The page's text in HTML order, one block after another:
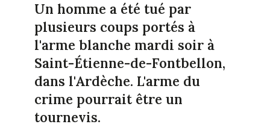
Un homme a été tué par
plusieurs coups portés à
l'arme blanche mardi soir à
Saint-Étienne-de-Fontbellon,
dans l'Ardèche. L'arme du
crime pourrait être un
tournevis.